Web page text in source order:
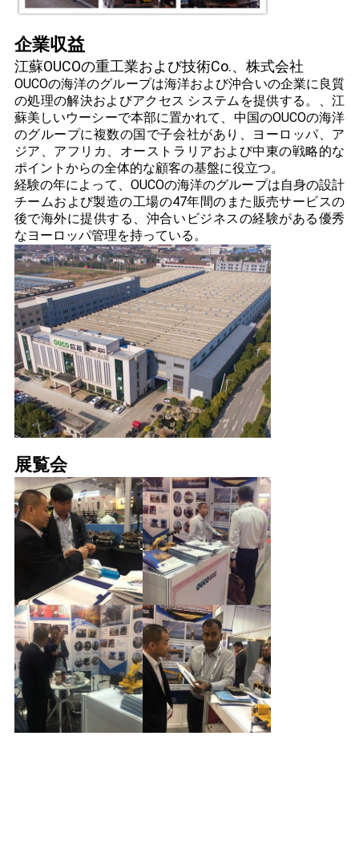
企業収益
江蘇OUCOの重工業および技術Co.、株式会社
OUCOの海洋のグループは海洋および沖合いの企業に良質
の処理の解決およびアクセス システムを提供する。、江
蘇美しいウーシーで本部に置かれて、中国のOUCOの海洋
のグループに複数の国で子会社があり、ヨーロッパ、ア
ジア、アフリカ、オーストラリアおよび中東の戦略的な
ポイントからの全体的な顧客の基盤に役立つ。
経験の年によって、OUCOの海洋のグループは自身の設計
チームおよび製造の工場の47年間のまた販売サービスの
後で海外に提供する、沖合いビジネスの経験がある優秀
なヨーロッパ管理を持っている。
展覧会